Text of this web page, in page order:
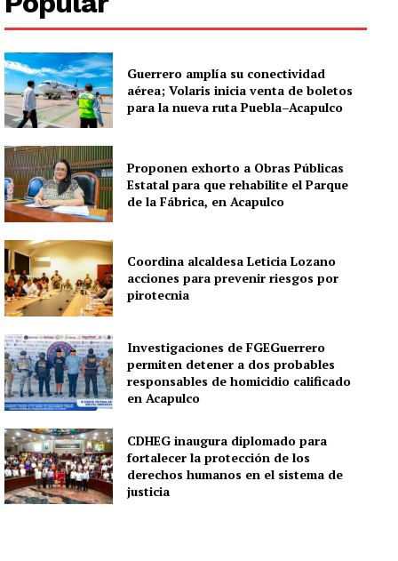
Guerrero amplía su conectividad
aérea; Volaris inicia venta de boletos
para la nueva ruta Puebla–Acapulco
Proponen exhorto a Obras Públicas
Estatal para que rehabilite el Parque
de la Fábrica, en Acapulco
Coordina alcaldesa Leticia Lozano
acciones para prevenir riesgos por
pirotecnia
Investigaciones de FGEGuerrero
permiten detener a dos probables
responsables de homicidio calificado
en Acapulco
CDHEG inaugura diplomado para
fortalecer la protección de los
derechos humanos en el sistema de
justicia